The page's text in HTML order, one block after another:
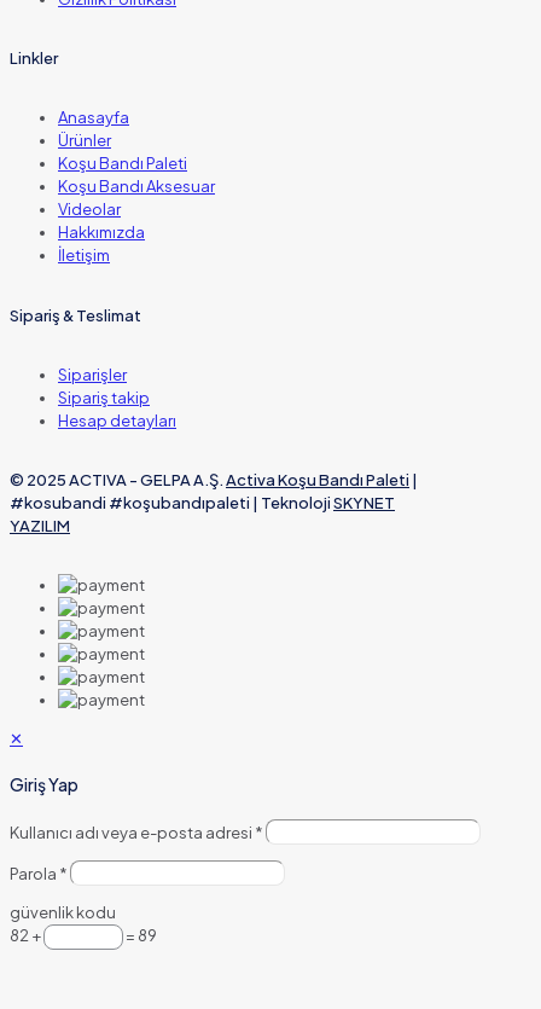
Linkler
Anasayfa
Ürünler
Koşu Bandı Paleti
Koşu Bandı Aksesuar
Videolar
Hakkımızda
İletişim
Sipariş & Teslimat
Siparişler
Sipariş takip
Hesap detayları
© 2025 ACTIVA - GELPA A.Ş.Activa Koşu Bandı Paleti |
#kosubandi #koşubandıpaleti | TeknolojiSKYNET
YAZILIM
✕
Giriş Yap
Kullanıcı adı veya e-posta adresi *
Parola *
güvenlik kodu
82 +
= 89